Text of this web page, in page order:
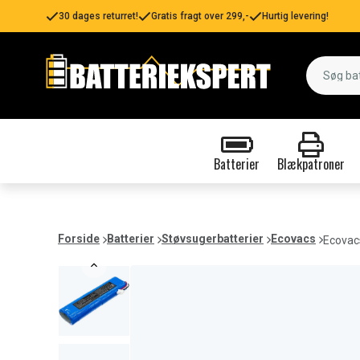
30 dages returret! Gratis fragt over 299,- Hurtig levering!
Batterier Blækpatroner
Forside Batterier Støvsugerbatterier Ecovacs